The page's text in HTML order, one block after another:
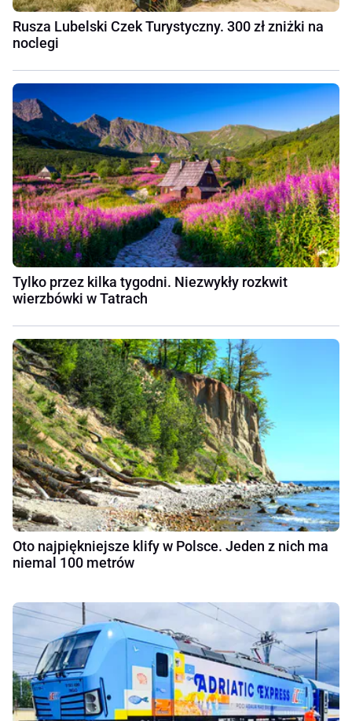
Rusza Lubelski Czek Turystyczny. 300 zł zniżki na
noclegi
Tylko przez kilka tygodni. Niezwykły rozkwit
wierzbówki w Tatrach
Oto najpiękniejsze klify w Polsce. Jeden z nich ma
niemal 100 metrów